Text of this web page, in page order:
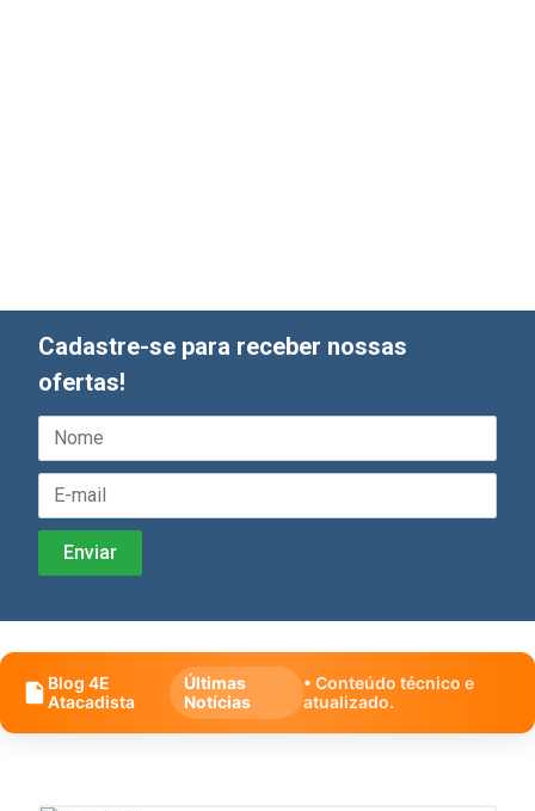
Cadastre-se para receber nossas
ofertas!
Blog 4E
Atacadista
Últimas
Notícias
• Conteúdo técnico e
atualizado.